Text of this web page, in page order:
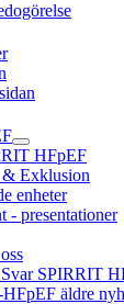
HFpEF
Exklusion
enheter
- presentationer
SPIRRIT
äldre